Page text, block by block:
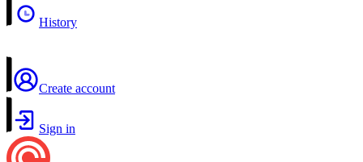
History
Create account
Sign in